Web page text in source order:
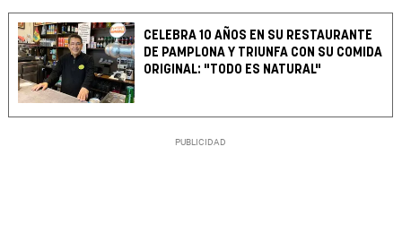
CELEBRA 10 AÑOS EN SU RESTAURANTE
DE PAMPLONA Y TRIUNFA CON SU COMIDA
ORIGINAL: "TODO ES NATURAL"